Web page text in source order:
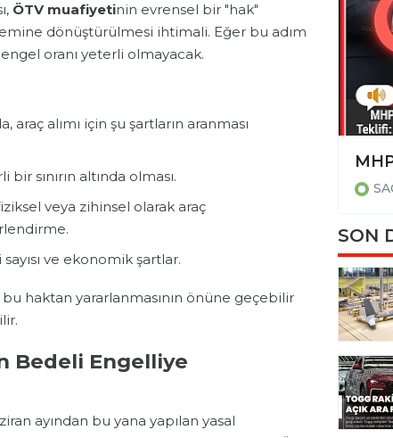
ÖTV muafiyetinin evrensel bir "hak"
dönüştürülmesi ihtimali. Eğer bu adım
engel oranı yeterli olmayacak.
alımı için şu şartların aranması
sınırın altında olması.
veya zihinsel olarak araç
ve ekonomik şartlar.
haktan yararlanmasının önüne geçebilir
Bedeli Engelliye
ayından bu yana yapılan yasal
SON